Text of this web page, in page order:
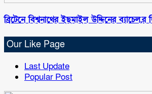
ব্রিটেনে বিশ্বনাথের ইছমাইল উদ্দিনের ব্যাচেল,র
Our Like Page
Last Update
Popular Post